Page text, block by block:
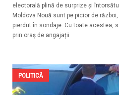
electorală plină de surprize și
Moldova Nouă sunt pe picior de
pierdut în sondaje. Cu toate acestea,
prin oraș de angajații
POLITICĂ